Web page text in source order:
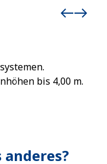
bis 4,00 m.
anderes?